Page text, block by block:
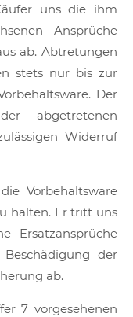
uns die ihm
Ansprüche
ab. Abtretungen
stets nur bis zur
Der
abgetretenen
Widerruf
Vorbehaltsware
halten. Er tritt uns
Ersatzansprüche
der
ab.
7 vorgesehenen